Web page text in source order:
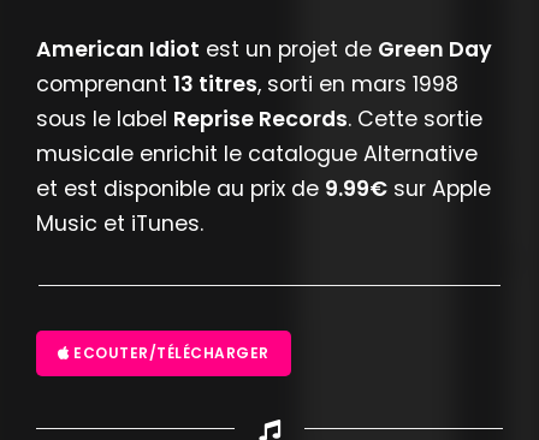
American Idiot est un projet de Green Day
comprenant 13 titres, sorti en mars 1998
sous le label Reprise Records. Cette sortie
musicale enrichit le catalogue Alternative
et est disponible au prix de 9.99€ sur Apple
Music et iTunes.
ECOUTER/TÉLÉCHARGER